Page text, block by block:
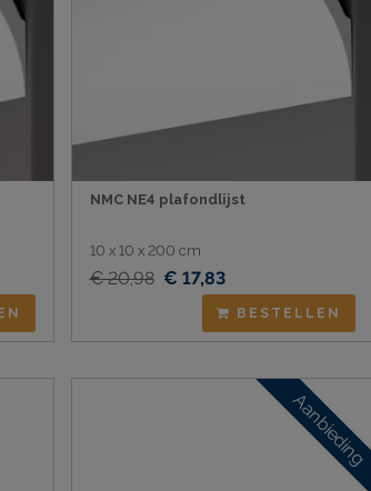
NMC NE4 plafondlijst
10 x 10 x 200 cm
€ 20,98 € 17,83
BESTELLEN
Aanbieding